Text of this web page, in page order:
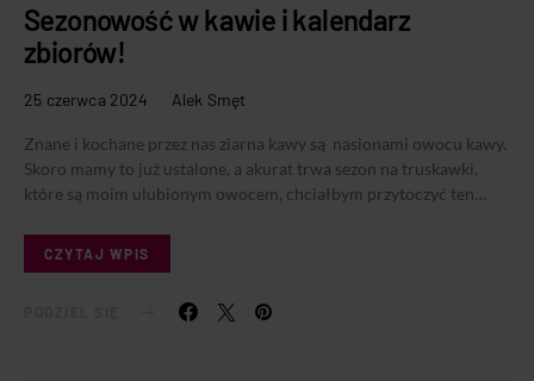
Sezonowość w kawie i kalendarz
zbiorów!
25 czerwca 2024 Alek Smęt
Znane i kochane przez nas ziarna kawy są nasionami owocu kawy.
Skoro mamy to już ustalone, a akurat trwa sezon na truskawki,
które są moim ulubionym owocem, chciałbym przytoczyć ten…
CZYTAJ WPIS